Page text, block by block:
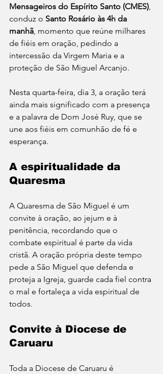
Mensageiros do Espírito Santo (CMES),
conduz o Santo Rosário às 4h da
manhã, momento que reúne milhares
de fiéis em oração, pedindo a
intercessão da Virgem Maria e a
proteção de São Miguel Arcanjo.
Nesta quarta-feira, dia 3, a oração terá
ainda mais significado com a presença
e a palavra de Dom José Ruy, que se
une aos fiéis em comunhão de fé e
esperança.
A espiritualidade da
Quaresma
A Quaresma de São Miguel é um
convite à oração, ao jejum e à
penitência, recordando que o
combate espiritual é parte da vida
cristã. A oração própria deste tempo
pede a São Miguel que defenda e
proteja a Igreja, guarde cada fiel contra
o mal e fortaleça a vida espiritual de
todos.
Convite à Diocese de
Caruaru
Toda a Diocese de Caruaru é